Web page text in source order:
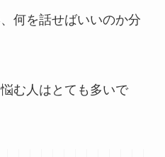
何を話せばいいのか分
む人はとても多いで